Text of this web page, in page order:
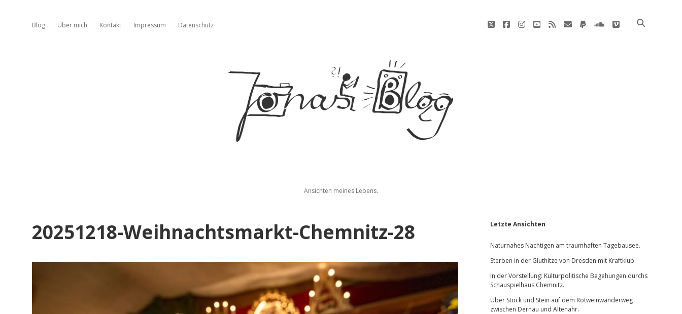
Blog Über mich Kontakt Impressum Datenschutz twitterfacebookinstagram
youtube
rss E-
paypalsoundcloud
vimeo
Jonas'
Blog
Ansichten meines Lebens.
20251218-Weihnachtsmarkt-Chemnitz-28 Sidebar
Letzte Ansichten
Naturnahes Nächtigen am traumhaften Tagebausee.
Sterben in der Gluthitze von Dresden mit Kraftklub.
In der Vorstellung: Kulturpolitische Begehungen durchs
Schauspielhaus Chemnitz.
Über Stock und Stein auf dem Rotweinwanderweg
zwischen Dernau und Altenahr.